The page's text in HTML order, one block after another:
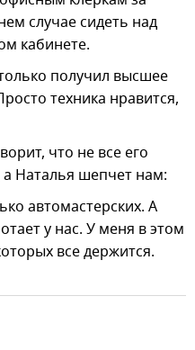
случае сидеть над
кабинете.
получил высшее
техника нравится,
что не все его
Наталья шепчет нам:
автомастерских. А
у нас. У меня в этом
все держится.